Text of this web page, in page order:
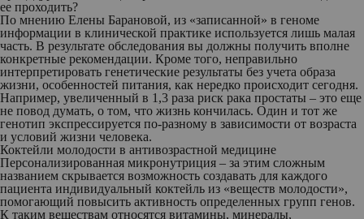
ее проходить?
По мнению Елены Барановой, из «записанной» в геноме
информации в клинической практике используется лишь малая
часть. В результате обследования вы должны получить вполне
конкретные рекомендации. Кроме того, неправильно
интерпретировать генетические результаты без учета образа
жизни, особенностей питания, как нередко происходит сегодня.
Например, увеличенный в 1,3 раза риск рака простаты – это еще
не повод думать, о том, что жизнь кончилась. Один и тот же
генотип экспрессируется по-разному в зависимости от возраста
и условий жизни человека.
Коктейли молодости в антивозрастной медицине
Персонализированная микронутриция – за этим сложным
названием скрывается возможность создавать для каждого
пациента индивидуальный коктейль из «веществ молодости»,
помогающий повысить активность определенных групп генов.
К таким веществам относятся витамины, минералы,